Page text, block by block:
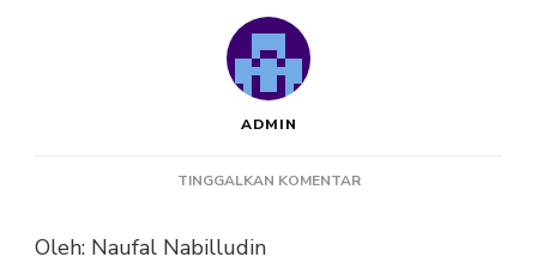
ADMIN
TINGGALKAN KOMENTARPADA
Oleh: Naufal Nabilludin